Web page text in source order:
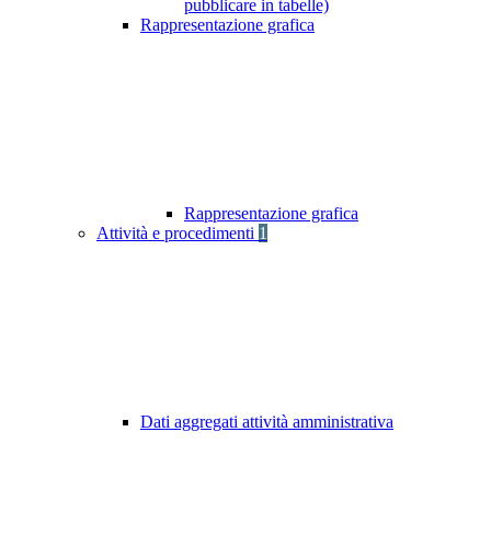
pubblicare in tabelle)
Rappresentazione grafica
Rappresentazione grafica
Attività e procedimenti 1
Dati aggregati attività amministrativa